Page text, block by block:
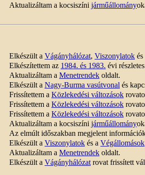
Aktualizáltam a kocsiszíni járműállomány
Elkészült a Vágányhálózat, Viszonylatok
Elkészítettem az 1984. és 1983. évi
Aktualizáltam a Menetrendek oldalt.
Elkészült a Nagy-Burma vasútvonal és
Frissítettem a Közlekedési változások
Frissítettem a Közlekedési változások
Frissítettem a Közlekedési változások
Aktualizáltam a kocsiszíni járműállomány
Az elmúlt időszakban megjelent
Elkészült a Viszonylatok és a Végállomások
Aktualizáltam a Menetrendek oldalt.
Elkészült a Vágányhálózat rovat frissített